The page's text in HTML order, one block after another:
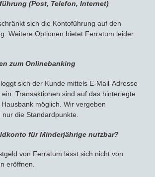
(Post, Telefon, Internet)
sich die Kontoführung auf den
Weitere Optionen bietet Ferratum leider
zum Onlinebanking
sich der Kunde mittels E-Mail-Adresse
ein. Transaktionen sind auf das hinterlegte
möglich. Wir vergeben
die Standardpunkte.
für Minderjährige nutzbar?
von Ferratum lässt sich nicht von
eröffnen.